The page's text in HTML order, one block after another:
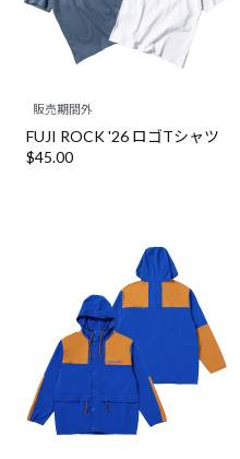
販売期間外
FUJI ROCK '26 ロゴTシャツ
$‌45.00